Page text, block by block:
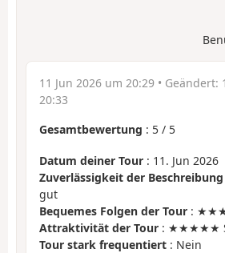
11 Jun 2026 um 20:29 • Geändert:
20:33
Gesamtbewertung : 5 / 5
Datum deiner Tour : 11. Jun 2026
Zuverlässigkeit der Beschreibung
gut
Bequemes Folgen der Tour :
Attraktivität der Tour : ★★★★★
Tour stark frequentiert : Nein